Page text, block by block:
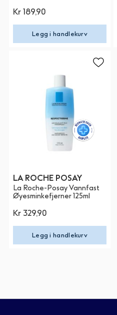
Kr 189,90
Legg i handlekurv
LA ROCHE POSAY
La Roche-Posay Vannfast
Øyesminkefjerner 125ml
Kr 329,90
Legg i handlekurv